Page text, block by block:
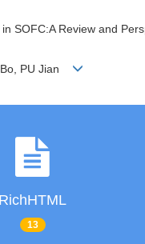
SOFC:A Review and
Bo, PU Jian
RichHTML
13